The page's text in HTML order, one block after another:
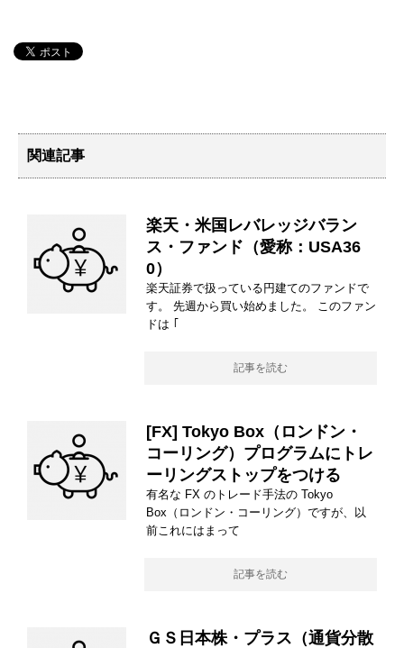
関連記事
楽天・米国レバレッジバラン
ス・ファンド（愛称：USA36
0）
楽天証券で扱っている円建てのファンドで
す。 先週から買い始めました。 このファン
ドは ｢
記事を読む
[FX] Tokyo Box（ロンドン・
コーリング）プログラムにトレ
ーリングストップをつける
有名な FX のトレード手法の Tokyo
Box（ロンドン・コーリング）ですが、以
前これにはまって
記事を読む
ＧＳ日本株・プラス（通貨分散